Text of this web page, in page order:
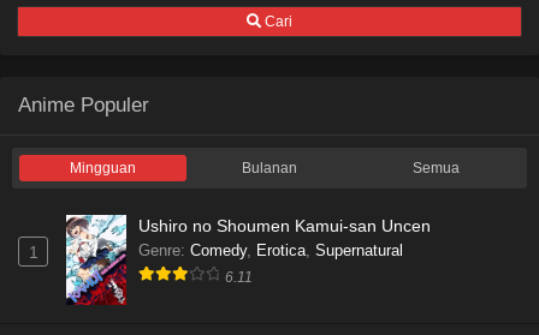
Cari
Anime Populer
Mingguan Bulanan Semua
1
Ushiro no Shoumen Kamui-san Uncen
Genre: Comedy, Erotica Supernatural
6.11